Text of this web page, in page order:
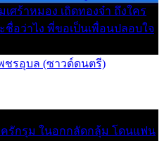
ศร้าหมอง เถิดทองจ๋า ถึงใคร
ชื่อว่าไง พี่ขอเป็นเพื่อนปลอบใจ
ชรอุบล (ซาวด์ดนตรี)
ครักรุม ในอกกลัดกลุ้ม โดนแฟน